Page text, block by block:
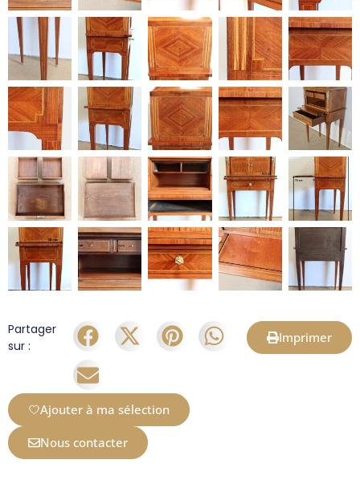
Partager
sur :
Imprimer
Ajouter à ma sélection
Nous contacter